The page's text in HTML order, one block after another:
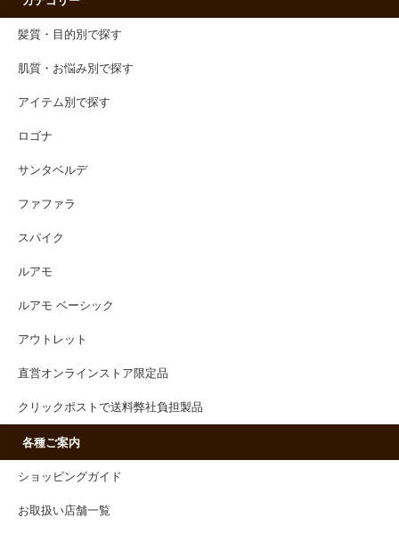
髪質・目的別で探す
肌質・お悩み別で探す
アイテム別で探す
ロゴナ
サンタベルデ
ファファラ
スパイク
ルアモ
ルアモ ベーシック
アウトレット
直営オンラインストア限定品
クリックポストで送料弊社負担製品
各種ご案内
ショッピングガイド
お取扱い店舗一覧